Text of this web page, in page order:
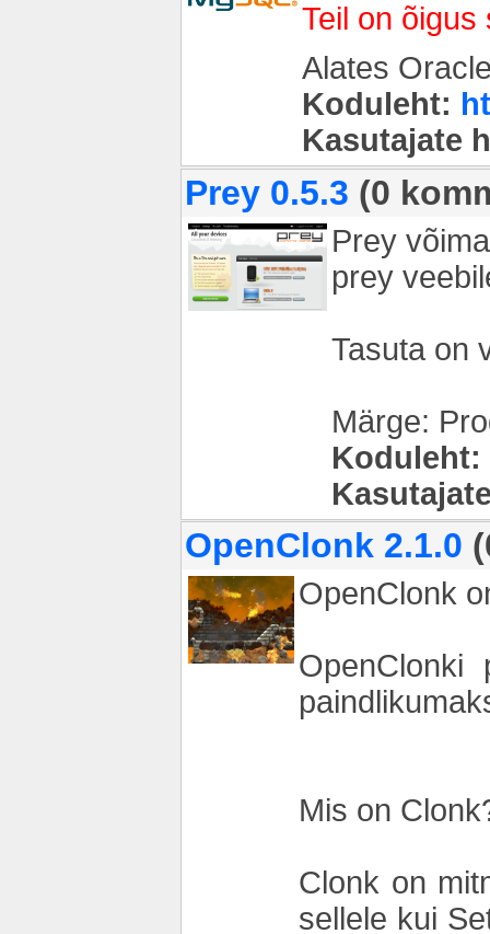
Teil on
Alates
Koduleht:
Kasutajate
Prey 0.5.3 (0
Prey
prey
Tasuta on
Märge:
Koduleht:
OpenClonk 2.1.0
OpenClonk
OpenClonki
Mis on
Clonk on
sellele kui